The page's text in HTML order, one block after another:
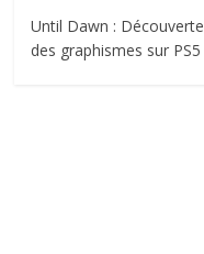
Until Dawn : Découverte
des graphismes sur PS5